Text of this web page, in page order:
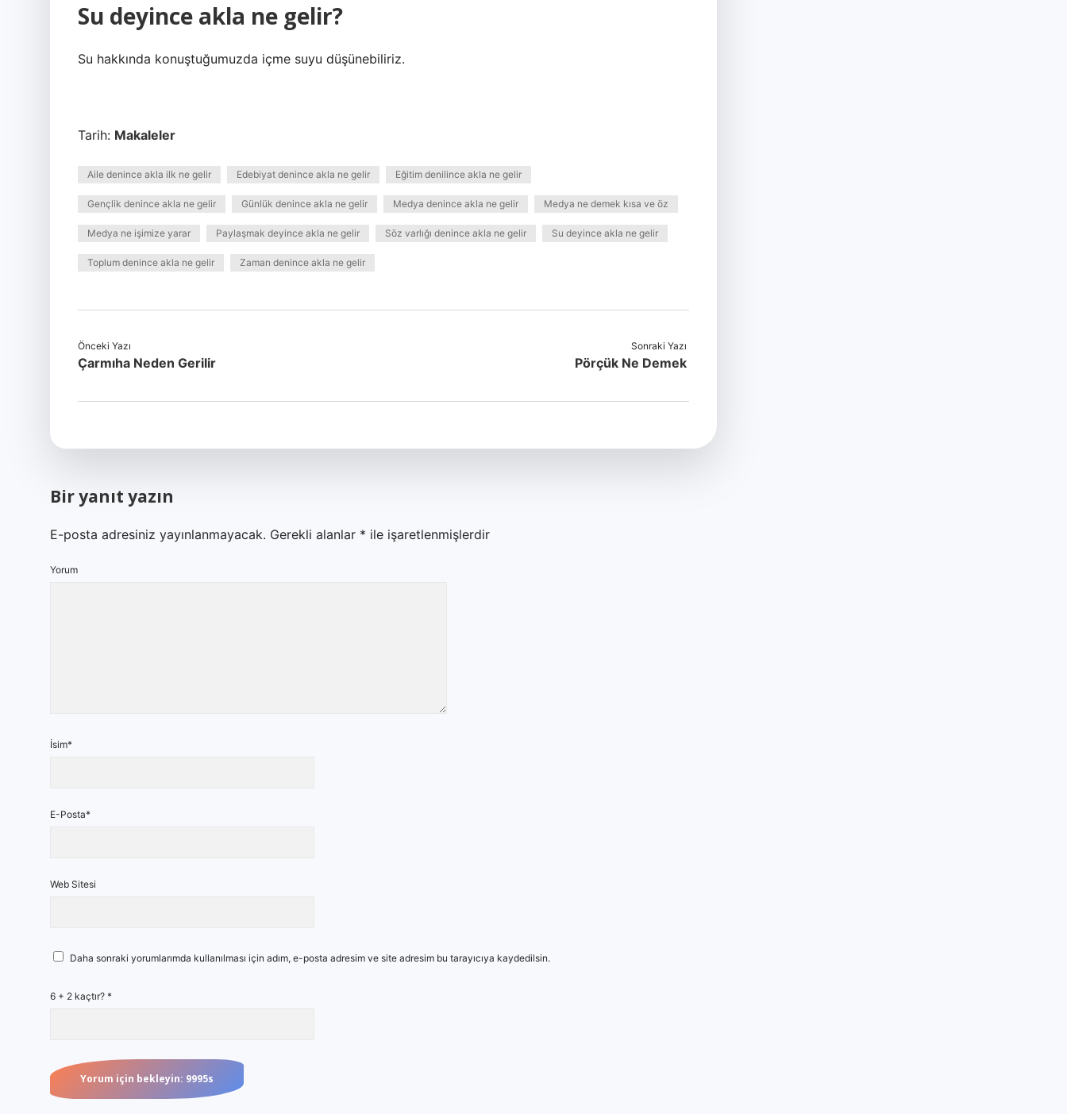
Su deyince akla ne gelir?
Su hakkında konuştuğumuzda içme suyu düşünebiliriz.
Tarih: Makaleler
Aile denince akla ilk ne gelir Edebiyat denince akla ne gelir Eğitim denilince akla ne gelir
Gençlik denince akla ne gelir Günlük denince akla ne gelir Medya denince akla ne gelir Medya ne demek kısa ve öz
Medya ne işimize yarar Paylaşmak deyince akla ne gelir Söz varlığı denince akla ne gelir Su deyince akla ne gelir
Toplum denince akla ne gelir Zaman denince akla ne gelir
Önceki Yazı
Çarmıha Neden Gerilir
Sonraki Yazı
Pörçük Ne Demek
Bir yanıt yazın
E-posta adresiniz yayınlanmayacak. Gerekli alanlar * ile işaretlenmişlerdir
Yorum
İsim*
E-Posta*
Web Sitesi
Daha sonraki yorumlarımda kullanılması için adım, e-posta adresim ve site adresim bu tarayıcıya kaydedilsin.
6 + 2 kaçtır? *